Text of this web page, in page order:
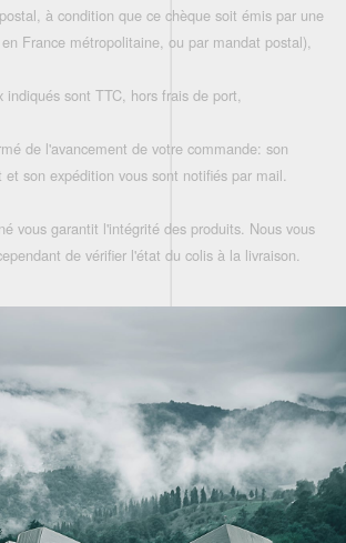
à condition que ce chèque soit émis par une
France métropolitaine, ou par mandat postal),
indiqués sont TTC, hors frais de port,
de l'avancement de votre commande: son
son expédition vous sont notifiés par mail.
vous garantit l'intégrité des produits. Nous vous
de vérifier l'état du colis à la livraison.